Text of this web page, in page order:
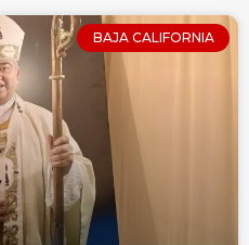
BAJA CALIFORNIA